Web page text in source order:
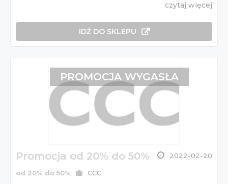
czytaj więcej
IDŹ DO SKLEPU
Promocja od 20% do 50% 2022-02-20
od 20% do 50% CCC
PROMOCJA WYGASŁA